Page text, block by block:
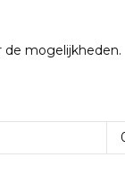
mogelijkheden.